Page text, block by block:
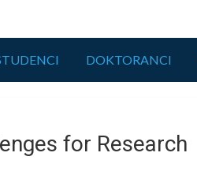
DOKTORANCI
for Research